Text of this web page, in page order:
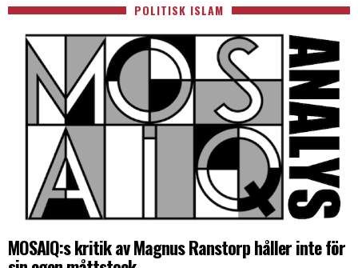
POLITISK ISLAM
MOSAIQ:s kritik av Magnus Ranstorp håller inte för